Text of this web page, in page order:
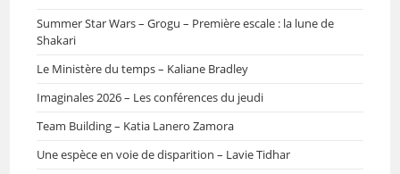
Summer Star Wars – Grogu – Première escale : la lune de
Shakari
Le Ministère du temps – Kaliane Bradley
Imaginales 2026 – Les conférences du jeudi
Team Building – Katia Lanero Zamora
Une espèce en voie de disparition – Lavie Tidhar